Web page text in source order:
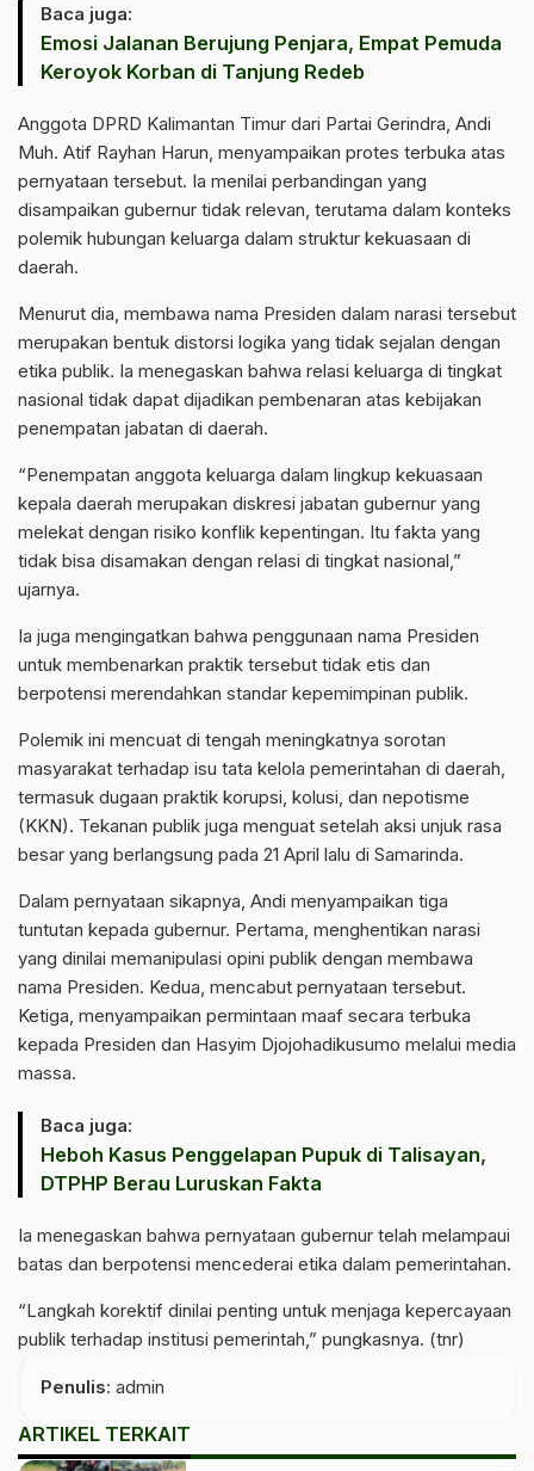
Baca juga:
Emosi Jalanan Berujung Penjara, Empat Pemuda
Keroyok Korban di Tanjung Redeb
Anggota DPRD Kalimantan Timur dari Partai Gerindra, Andi
Muh. Atif Rayhan Harun, menyampaikan protes terbuka atas
pernyataan tersebut. Ia menilai perbandingan yang
disampaikan gubernur tidak relevan, terutama dalam konteks
polemik hubungan keluarga dalam struktur kekuasaan di
daerah.
Menurut dia, membawa nama Presiden dalam narasi tersebut
merupakan bentuk distorsi logika yang tidak sejalan dengan
etika publik. Ia menegaskan bahwa relasi keluarga di tingkat
nasional tidak dapat dijadikan pembenaran atas kebijakan
penempatan jabatan di daerah.
“Penempatan anggota keluarga dalam lingkup kekuasaan
kepala daerah merupakan diskresi jabatan gubernur yang
melekat dengan risiko konflik kepentingan. Itu fakta yang
tidak bisa disamakan dengan relasi di tingkat nasional,”
ujarnya.
Ia juga mengingatkan bahwa penggunaan nama Presiden
untuk membenarkan praktik tersebut tidak etis dan
berpotensi merendahkan standar kepemimpinan publik.
Polemik ini mencuat di tengah meningkatnya sorotan
masyarakat terhadap isu tata kelola pemerintahan di daerah,
termasuk dugaan praktik korupsi, kolusi, dan nepotisme
(KKN). Tekanan publik juga menguat setelah aksi unjuk rasa
besar yang berlangsung pada 21 April lalu di Samarinda.
Dalam pernyataan sikapnya, Andi menyampaikan tiga
tuntutan kepada gubernur. Pertama, menghentikan narasi
yang dinilai memanipulasi opini publik dengan membawa
nama Presiden. Kedua, mencabut pernyataan tersebut.
Ketiga, menyampaikan permintaan maaf secara terbuka
kepada Presiden dan Hasyim Djojohadikusumo melalui media
massa.
Baca juga:
Heboh Kasus Penggelapan Pupuk di Talisayan,
DTPHP Berau Luruskan Fakta
Ia menegaskan bahwa pernyataan gubernur telah melampaui
batas dan berpotensi mencederai etika dalam pemerintahan.
“Langkah korektif dinilai penting untuk menjaga kepercayaan
publik terhadap institusi pemerintah,” pungkasnya. (tnr)
Penulis: admin
ARTIKEL TERKAIT